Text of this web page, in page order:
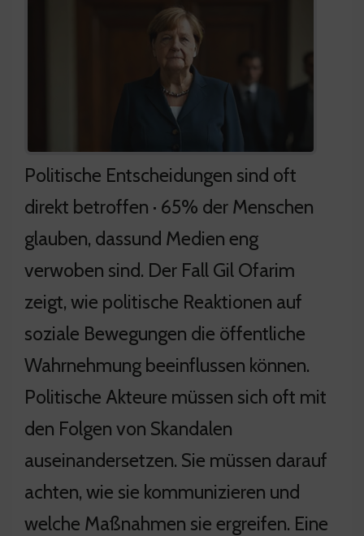
Politische Entscheidungen sind oft
direkt betroffen · 65% der Menschen
glauben, dassund Medien eng
verwoben sind. Der Fall Gil Ofarim
zeigt, wie politische Reaktionen auf
soziale Bewegungen die öffentliche
Wahrnehmung beeinflussen können.
Politische Akteure müssen sich oft mit
den Folgen von Skandalen
auseinandersetzen. Sie müssen darauf
achten, wie sie kommunizieren und
welche Maßnahmen sie ergreifen. Eine